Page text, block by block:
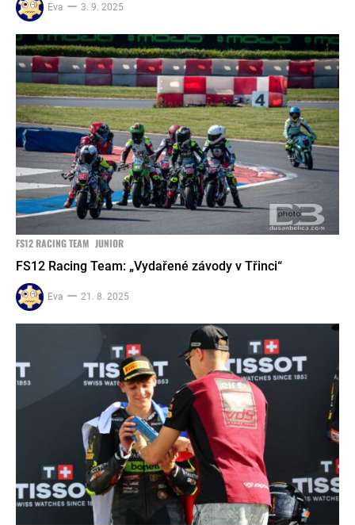
Eva 3. 9. 2025
FS12 RACING TEAM JUNIOR
FS12 Racing Team: „Vydařené závody v Třinci“
Eva 21. 8. 2025